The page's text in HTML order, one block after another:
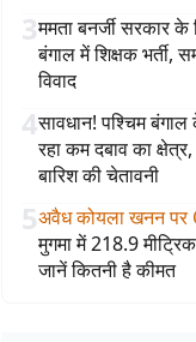
3ममता बनर्जी सरकार के
बंगाल में शिक्षक भर्ती,
विवाद
4सावधान! पश्चिम
रहा कम दबाव का
बारिश की चेतावनी
5अवैध कोयला खनन पर
मुगमा में 218.9
जानें कितनी है कीमत